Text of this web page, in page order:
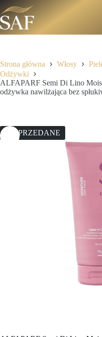
Strona główna Włosy
Odżywki
ALFAPARF Semi Di Lino
odżywka nawilżająca bez
WYPRZEDANE